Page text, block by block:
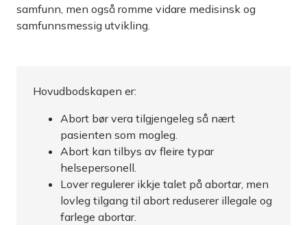
samfunn, men også romme vidare medisinsk og
samfunnsmessig utvikling.
Hovudbodskapen er:
Abort bør vera tilgjengeleg så nært
pasienten som mogleg.
Abort kan tilbys av fleire typar
helsepersonell.
Lover regulerer ikkje talet på abortar, men
lovleg tilgang til abort reduserer illegale og
farlege abortar.